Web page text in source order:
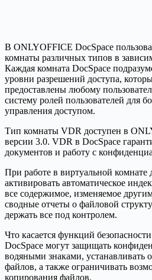
В ONLYOFFICE DocSpace
комнаты различных типов в
Каждая комната DocSpace
уровни разрешений доступа,
предоставлены любому
систему ролей пользователей для
управления доступом.
Тип комнаты VDR доступен в
версии 3.0. VDR в DocSpace
документов и работу с
При работе в виртуальной
активировать автоматическое
все содержимое, изменяемое
сводные отчеты о файловой
держать все под контролем.
Что касается функций
DocSpace могут защищать
водяными знаками, устанавливать
файлов, а также ограничивать
копирования файлов.